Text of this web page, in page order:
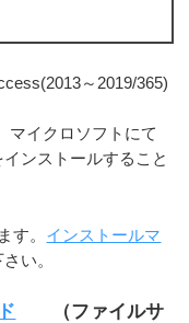
～2019/365)
マイクロソフトにて
ンストールすること
す。 インストールマ
い。
（ファイルサ